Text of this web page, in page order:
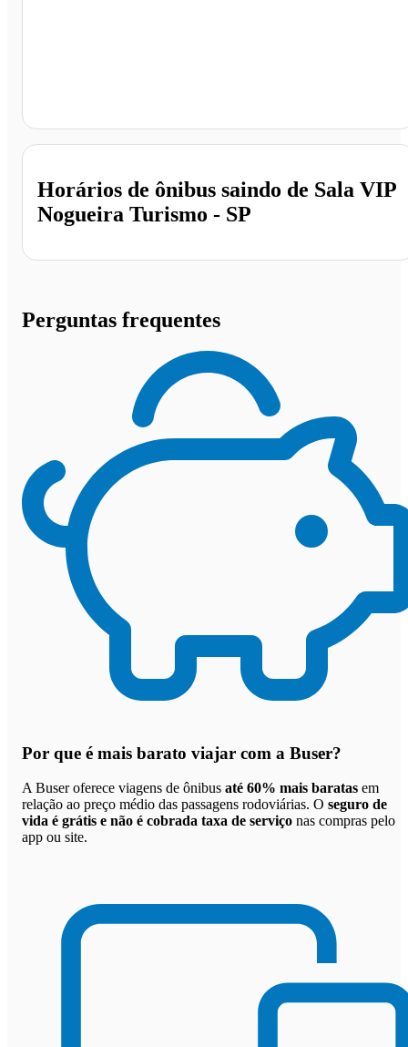
Horários de ônibus saindo de Sala VIP
Nogueira Turismo - SP
Perguntas frequentes
Por que é mais barato viajar com a Buser?
A Buser oferece viagens de ônibus até 60% mais baratas em
relação ao preço médio das passagens rodoviárias. O seguro de
vida é grátis e não é cobrada taxa de serviço nas compras pelo
app ou site.